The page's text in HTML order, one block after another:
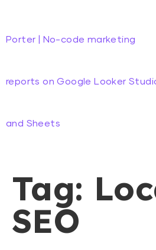
Porter | No-code marketing
reports on Google Looker
and Sheets
Tag:
SEO